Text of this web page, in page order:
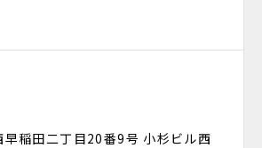
早稲田二丁目20番9号 小杉ビル西